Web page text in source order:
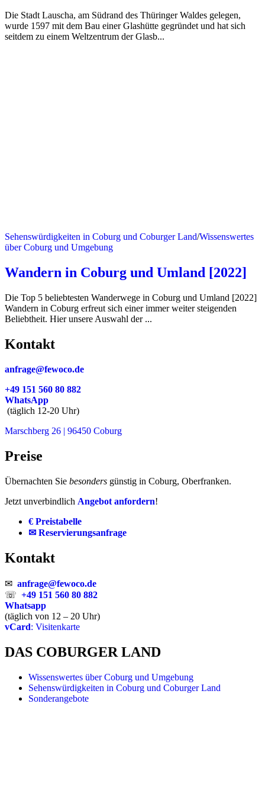
Die Stadt Lauscha, am Südrand des Thüringer Waldes gelegen,
wurde 1597 mit dem Bau einer Glashütte gegründet und hat sich
seitdem zu einem Weltzentrum der Glasb...
Sehenswürdigkeiten in Coburg und Coburger Land/Wissenswertes
über Coburg und Umgebung
Wandern in Coburg und Umland [2022]
Die Top 5 beliebtesten Wanderwege in Coburg und Umland [2022]
Wandern in Coburg erfreut sich einer immer weiter steigenden
Beliebtheit. Hier unsere Auswahl der ...
Kontakt
anfrage@fewoco.de
+49 151 560 80 882
WhatsApp
(täglich 12-20 Uhr)
Marschberg 26 | 96450 Coburg
Preise
Übernachten Sie besonders günstig in Coburg, Oberfranken.
Jetzt unverbindlich Angebot anfordern!
€ Preistabelle
✉ Reservierungsanfrage
Kontakt
✉ anfrage@fewoco.de
☏ +49 151 560 80 882
Whatsapp
(täglich von 12 – 20 Uhr)
vCard: Visitenkarte
DAS COBURGER LAND
Wissenswertes über Coburg und Umgebung
Sehenswürdigkeiten in Coburg und Coburger Land
Sonderangebote